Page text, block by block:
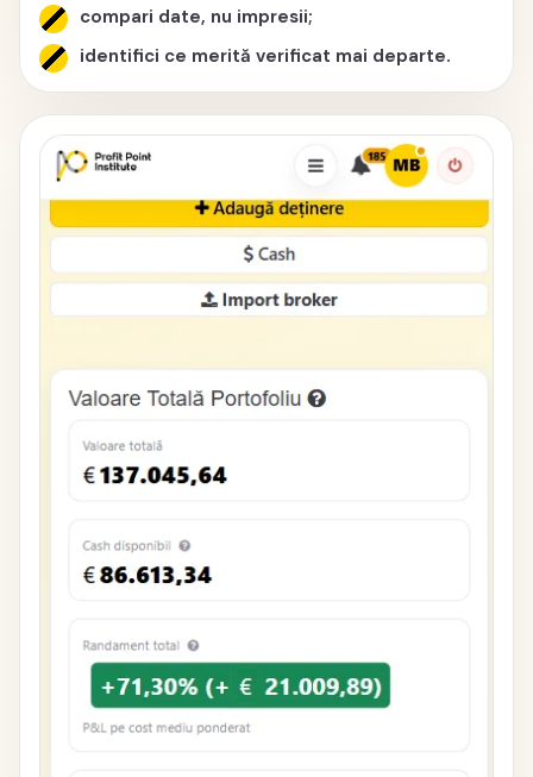
compari date, nu impresii;
identifici ce merită verificat mai departe.